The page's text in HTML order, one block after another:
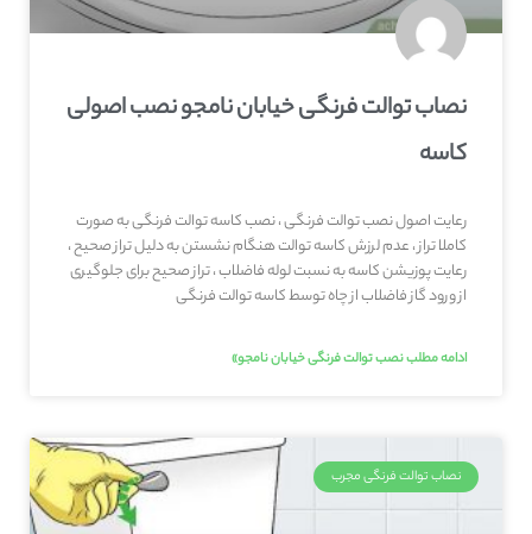
نصاب توالت فرنگی خیابان نامجو نصب اصولی
کاسه
رعایت اصول نصب توالت فرنگی ، نصب کاسه توالت فرنگی به صورت
کاملا تراز ، عدم لرزش کاسه توالت هنگام نشستن به دلیل تراز صحیح ،
رعایت پوزیشن کاسه به نسبت لوله فاضلاب ، تراز صحیح برای جلوگیری
از ورود گاز فاضلاب از چاه توسط کاسه توالت فرنگی
ادامه مطلب نصب توالت فرنگی خیابان نامجو»
نصاب توالت فرنگی مجرب